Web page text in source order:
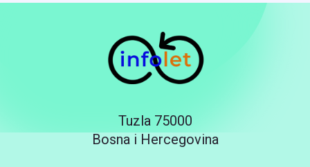
Tuzla 75000
Bosna i Hercegovina